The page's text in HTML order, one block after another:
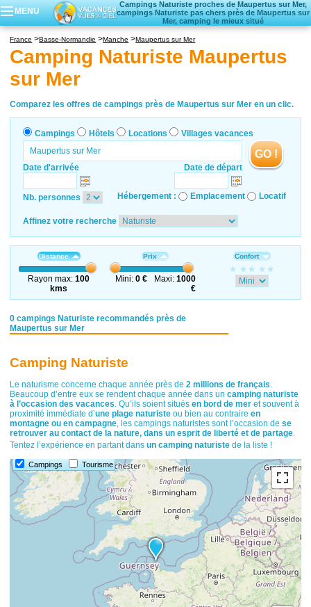
MENU
Campings Naturiste proches de Maupertus sur Mer,
campings Naturiste pas chers près de Maupertus sur
Mer, camping le mieux situé
Hôtels
Locations vacances
France Basse-Normandie Manche Maupertus sur Mer
Camping Naturiste Maupertus
sur Mer
Comparez les offres de campings près de Maupertus sur Mer en un clic.
Campings Hôtels Locations Villages vacances
Date d'arrivée Date de départ
GO !
Nb. personnes Hébergement : Emplacement Locatif
Affinez votre recherche
Distance
Rayon max:100
kms
Prix
Mini: 0 € Maxi:1000
€
Confort
0 campings Naturiste recommandés près de
Maupertus sur Mer
Camping Naturiste
Le naturisme concerne chaque année près de2 millions de français.
Beaucoup d’entre eux se rendent chaque année dans uncamping naturiste
à l’occasion des vacances. Qu’ils soient situésen bord de mer et souvent à
proximité immédiate d’une plage naturiste ou bien au contraireen
montagne ou en campagne, les campings naturistes sont l’occasion dese
retrouver au contact de la nature, dans un esprit de liberté et de partage.
Tentez l’expérience en partant dansun camping naturiste de la liste !
Campings Tourisme